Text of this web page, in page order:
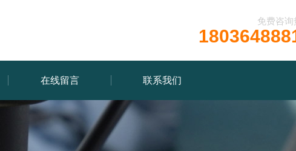
免费咨询
在线留言 联系我们